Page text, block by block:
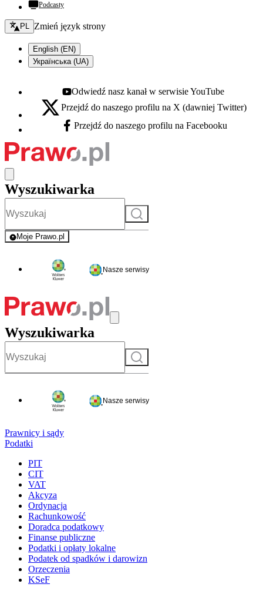
Podcasty
Zmień język - bieżący:
PL Zmień język strony
English (EN)
Українська (UA)
Youtube - otwiera się w nowej karcie
Odwiedź nasz kanał w serwisie YouTube
X - otwiera się w nowej karcie
Przejdź do naszego profilu na X (dawniej Twitter)
Facebook - otwiera się w nowej karcie
Przejdź do naszego profilu na Facebooku
Wyszukiwarka
Szukaj
Moje Prawo.pl
- rejestracja i logowanie do serwisu
Nasze serwisy
Wyszukiwarka
Szukaj
Nasze serwisy
Prawnicy i sądy
Podatki
PIT
CIT
VAT
Akcyza
Ordynacja
Rachunkowość
Doradca podatkowy
Finanse publiczne
Podatki i opłaty lokalne
Podatek od spadków i darowizn
Orzeczenia
KSeF